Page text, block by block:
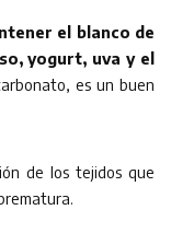
el blanco de
yogurt, uva y el
es un buen
de los tejidos que